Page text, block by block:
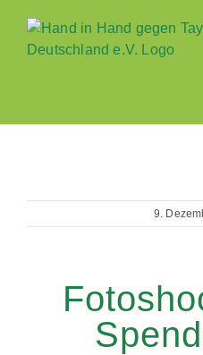
Inhalt
springen
9.